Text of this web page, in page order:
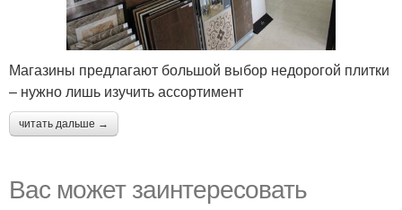
Магазины предлагают большой выбор недорогой плитки
– нужно лишь изучить ассортимент
читать дальше →
Вас может заинтересовать